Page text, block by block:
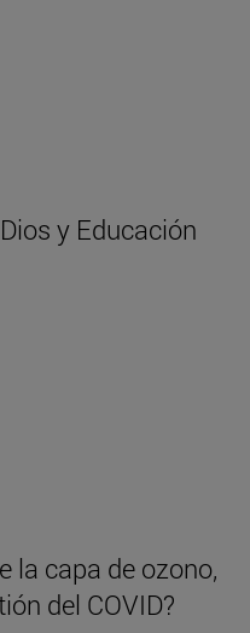
y Educación
la capa de ozono,
del COVID?